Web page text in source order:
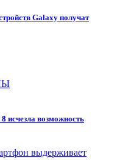
Galaxy получат
исчезла возможность